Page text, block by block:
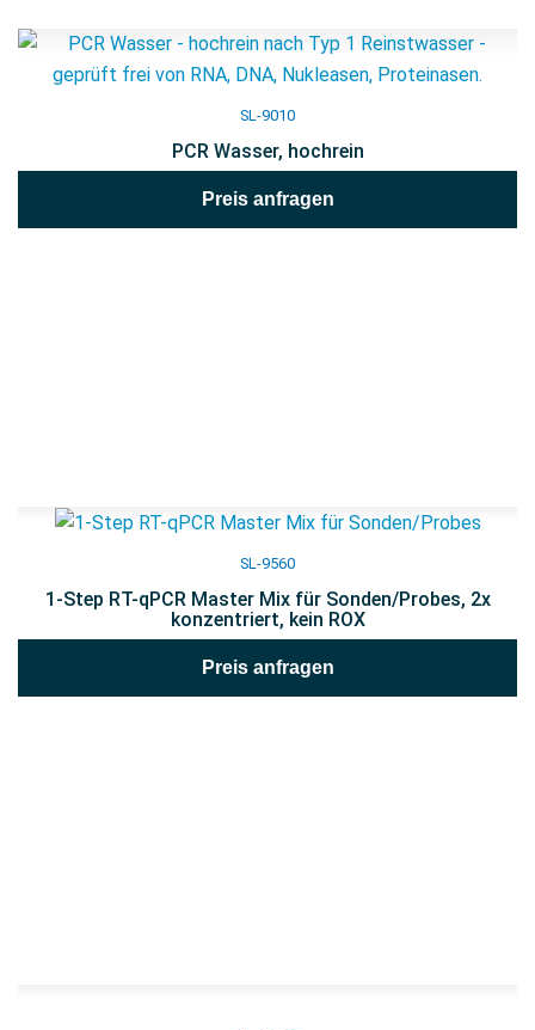
SL-9010
PCR Wasser, hochrein
Preis anfragen
SL-9560
1-Step RT-qPCR Master Mix für Sonden/Probes, 2x
konzentriert, kein ROX
Preis anfragen